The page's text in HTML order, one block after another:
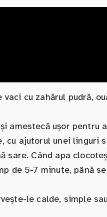
cu zahărul pudră,
amestecă ușor pentru
cu ajutorul unei linguri
sare. Când apa
de 5-7 minute, până
le calde, simple